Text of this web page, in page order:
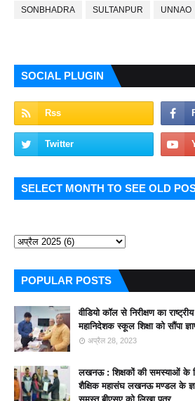
SONBHADRA SULTANPUR UNNAO
SOCIAL PLUGIN
SELECT MONTH TO SEE OLD
POPULAR POSTS
वीडियो कॉल से निरीक्षण का
महानिदेशक स्कूल शिक्षा को सौंपा
अप्रैल 28, 2023
लखनऊ : शिक्षकों की समस्याओं के
शैक्षिक महासंघ लखनऊ मण्डल के